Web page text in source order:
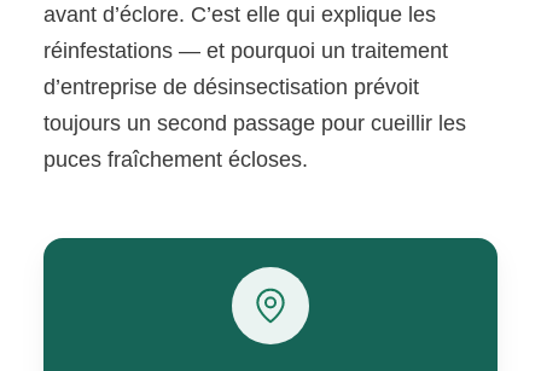
avant d’éclore. C’est elle qui explique les
réinfestations — et pourquoi un traitement
d’entreprise de désinsectisation prévoit
toujours un second passage pour cueillir les
puces fraîchement écloses.